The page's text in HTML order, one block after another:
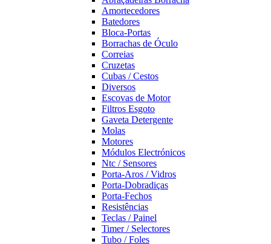
Amortecedores
Batedores
Bloca-Portas
Borrachas de Óculo
Correias
Cruzetas
Cubas / Cestos
Diversos
Escovas de Motor
Filtros Esgoto
Gaveta Detergente
Molas
Motores
Módulos Electrónicos
Ntc / Sensores
Porta-Aros / Vidros
Porta-Dobradiças
Porta-Fechos
Resistências
Teclas / Painel
Timer / Selectores
Tubo / Foles